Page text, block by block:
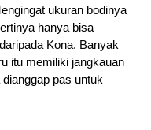
ukuran bodinya
hanya bisa
Kona. Banyak
itu memiliki jangkauan
pas untuk